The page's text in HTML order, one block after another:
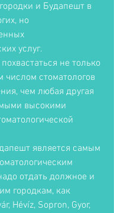
и Будапешт в
но
услуг.
не только
стоматологов
чем любая другая
высокими
является самым
отдать должное и
городкам, как
Hévíz, Sopron, Gyor,